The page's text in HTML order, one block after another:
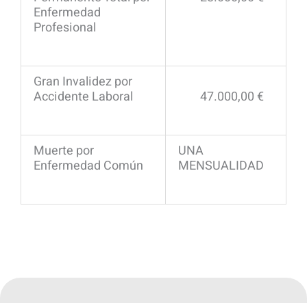
Enfermedad
Profesional
Gran Invalidez por
Accidente Laboral
47.000,00 €
Muerte por
Enfermedad Común
UNA
MENSUALIDAD